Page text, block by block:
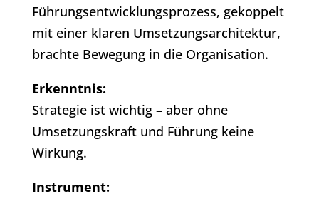
Führungsentwicklungsprozess, gekoppelt
mit einer klaren Umsetzungsarchitektur,
brachte Bewegung in die Organisation.
Erkenntnis:
Strategie ist wichtig – aber ohne
Umsetzungskraft und Führung keine
Wirkung.
Instrument: